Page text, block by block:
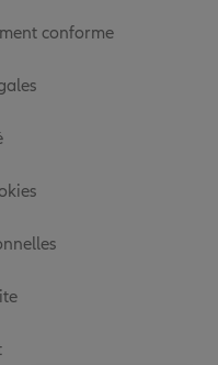
conforme